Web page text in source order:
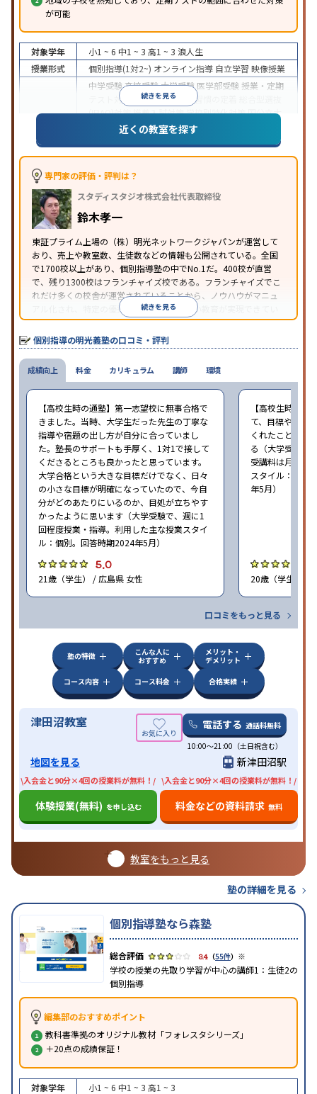
が可能
続きを見る
対象学年 小1 ~ 6 中1 ~ 3 高1 ~ 3 浪人生
授業形式
個別指導(1対2~) オンライン指導 自立学習 映像授業
中学受験高校受験大学受験 医学部受験 授業・定期
テスト対策
内申点対策 学習習慣の定着
(旧AO)対策推薦入試対策学校別特化対策国公立大
私大対策共通テスト対策
英語・英会話特化
対策その他科目別特化対策
特徴
中高一貫校生に対応
の振替可能 不登校生に対応
を利用オンライン対応1科目から受講可能
習のみの受講可
り
※2023年3月調査。小学校高学年の個別指導塾アンケート調査方法を参
近くの教室を探す
専門家の評価・評判は？
スタディスタジオ株式会社代表取締役
鈴木孝一
東証プライム上場の（株）明光ネットワークジャパンが運営して
おり、売上や教室数、生徒数などの情報も公開されている。全国
で1700校以上があり、個別指導塾の中でNo.1だ。400校が直営
で、残り1300校はフランチャイズ校である。フランチャイズでこ
れだけ多くの校舎が運営されていることから、ノウハウがマニュ
アル化され、特定の優秀な人材に依存しない教育が実現できてい
ることが推測される。
続きを見る
個別指導の明光義塾の口コミ・評判
成績向上
【高校生時の通塾】第一志望校に無事合格で
きました。当時、大学生だった先生の丁寧な
指導や宿題の出し方が自分に合っていまし
た。塾長のサポートも手厚く、1対1で接して
くださるところも良かったと思っています。
大学合格という大きな目標だけでなく、日々
の小さな目標が明確になっていたので、今自
分がどのあたりにいるのか、目処が立ちやす
かったように思います（大学受験で、週に1
回程度授業・指導。利用した主な授業スタイ
ル：個別。回答時期2024年5月）
5.0
21歳（学生） / 広島県 女性
【高校生時の通
て、目標や勉強
くれたことが、
る（大学受験で
受講料は月
スタイル：個別
年5月）
20歳（学生） /
口コミをもっと見る
料金 カリキュラム 講師 環境
塾の特徴
こんな人に
おすすめ
メリット・
デメリット
コース内容
コース料金 合格実績
津田沼教室 電話する 通話料無料
10:00〜21:00（土日祝含む）
地図を見る 新津田沼駅
\入会金と90分×4回の授業料が無料！/
体験授業(無料) を申し込む
\入会金と90分×4回の授業料が無料！/
料金などの資料請求 無料
教室をもっと見る
塾の詳細を見る
個別指導塾なら森塾
3.4 （55件） ※
学校の授業の先取り学習が中心の講師1：生徒2の
個別指導
編集部のおすすめポイント
教科書準拠のオリジナル教材「フォレスタシリーズ」
＋20点の成績保証！
対象学年 小1 ~ 6 中1 ~ 3 高1 ~ 3